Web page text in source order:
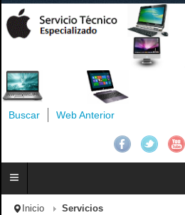
Buscar Web Anterior
Inicio Servicios